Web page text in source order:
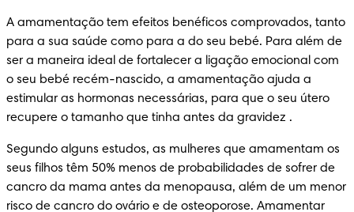
A amamentação tem efeitos benéficos comprovados, tanto
para a sua saúde como para a do seu bebé. Para além de
ser a maneira ideal de fortalecer a ligação emocional com
o seu bebé recém-nascido, a amamentação ajuda a
estimular as hormonas necessárias, para que o seu útero
recupere o tamanho que tinha antes da gravidez .
Segundo alguns estudos, as mulheres que amamentam os
seus filhos têm 50% menos de probabilidades de sofrer de
cancro da mama antes da menopausa, além de um menor
risco de cancro do ovário e de osteoporose. Amamentar